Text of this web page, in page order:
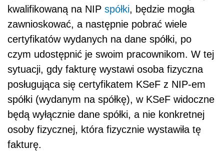
kwalifikowaną na NIP spółki, będzie mogła
zawnioskować, a następnie pobrać wiele
certyfikatów wydanych na dane spółki, po
czym udostępnić je swoim pracownikom. W tej
sytuacji, gdy fakturę wystawi osoba fizyczna
posługująca się certyfikatem KSeF z NIP-em
spółki (wydanym na spółkę), w KSeF widoczne
będą wyłącznie dane spółki, a nie konkretnej
osoby fizycznej, która fizycznie wystawiła tę
fakturę.